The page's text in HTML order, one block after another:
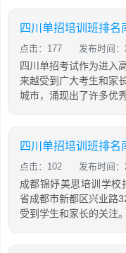
四川单招培训班排
点击：177 发布时间
四川单招考试作为进入
来越受到广大考生和家
城市，涌现出了许多优
四川单招培训班排名
点击：102 发布时间
成都锦妤美思培训学校
省成都市新都区兴业路
受到学生和家长的关注